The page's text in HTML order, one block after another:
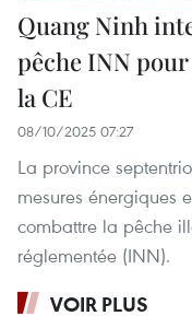
Quang Ninh
pêche INN
la CE
08/10/2025 07:27
La province
mesures énergiques
combattre la pêche
réglementée (INN).
VOIR PLUS